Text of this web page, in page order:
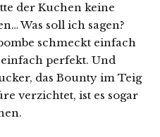
der Kuchen keine
Was soll ich sagen?
schmeckt einfach
perfekt. Und
das Bounty im Teig
verzichtet, ist es sogar